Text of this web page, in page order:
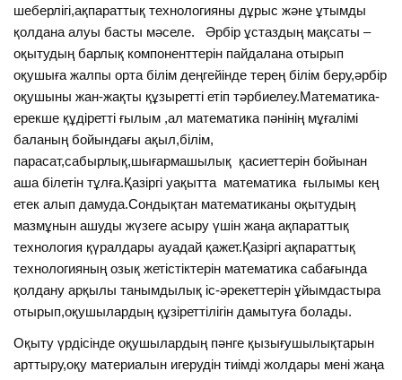
шеберлігі,ақпараттық технологияны дұрыс және ұтымды
қолдана алуы басты мәселе. Әрбір ұстаздың мақсаты –
оқытудың барлық компоненттерін пайдалана отырып
оқушыға жалпы орта білім деңгейінде терең білім беру,әрбір
оқушыны жан-жақты құзыретті етіп тәрбиелеу.Математика-
ерекше құдіретті ғылым ,ал математика пәнінің мұғалімі
баланың бойындағы ақыл,білім,
парасат,сабырлық,шығармашылық қасиеттерін бойынан
аша білетін тұлға.Қазіргі уақытта математика ғылымы кең
етек алып дамуда.Сондықтан математиканы оқытудың
мазмұнын ашуды жүзеге асыру үшін жаңа ақпараттық
технология қүралдары ауадай қажет.Қазіргі ақпараттық
технологияның озық жетістіктерін математика сабағында
қолдану арқылы танымдылық іс-әрекеттерін ұйымдастыра
отырып,оқушылардың құзіреттілігін дамытуға болады.
Оқыту үрдісінде оқушылардың пәнге қызығушылықтарын
арттыру,оқу материалын игерудін тиімді жолдары мені жаңа